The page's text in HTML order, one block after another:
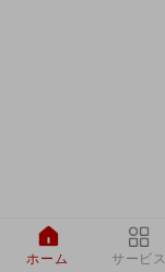
ホーム サービス